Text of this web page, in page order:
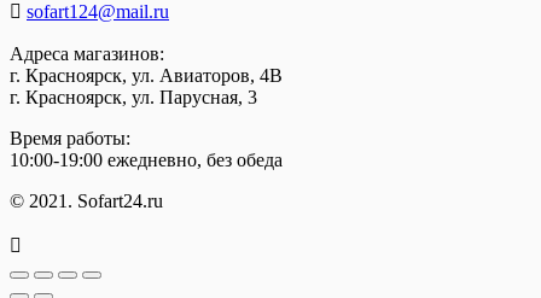
sofart124@mail.ru
Адреса магазинов:
г. Красноярск, ул. Авиаторов, 4В
г. Красноярск, ул. Парусная, 3
Время работы:
10:00-19:00 ежедневно, без обеда
© 2021. Sofart24.ru